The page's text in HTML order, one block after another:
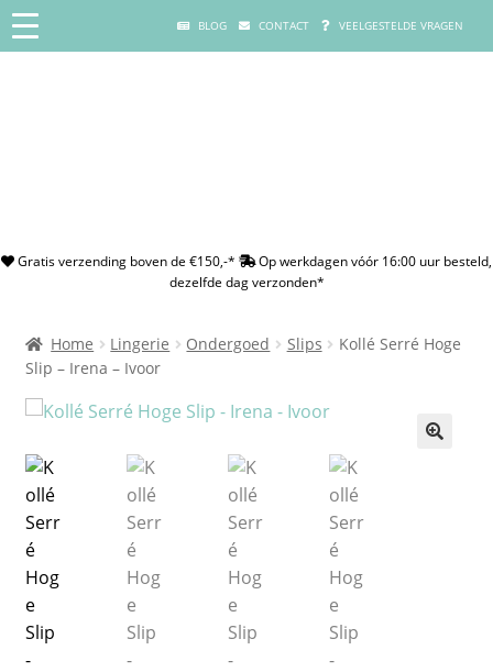
BLOG CONTACT VEELGESTELDE VRAGEN
Gratis verzending boven de €150,-*
Op werkdagen vóór 16:00 uur besteld,
dezelfde dag verzonden*
Home Lingerie Ondergoed Slips
Kollé Serré Hoge
Slip – Irena – Ivoor